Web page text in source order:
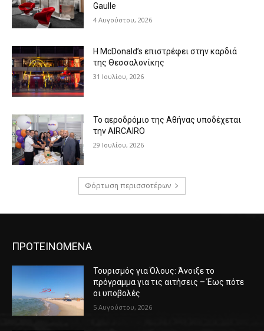
Gaulle
4 Αυγούστου, 2026
Η McDonald’s επιστρέφει στην καρδιά
της Θεσσαλονίκης
31 Ιουλίου, 2026
Το αεροδρόμιο της Αθήνας υποδέχεται
την AIRCAIRO
29 Ιουλίου, 2026
Φόρτωση περισσοτέρων
ΠΡΟΤΕΙΝΟΜΕΝΑ
Τουρισμός για Όλους: Άνοιξε το
πρόγραμμα για τις αιτήσεις – Έως πότε
οι υποβολές
5 Αυγούστου, 2026